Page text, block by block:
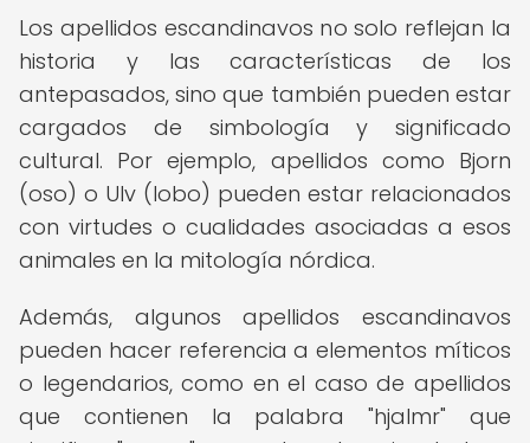
Los apellidos escandinavos no solo reflejan la
historia y las características de los
antepasados, sino que también pueden estar
cargados de simbología y significado
cultural. Por ejemplo, apellidos como Bjorn
(oso) o Ulv (lobo) pueden estar relacionados
con virtudes o cualidades asociadas a esos
animales en la mitología nórdica.
Además, algunos apellidos escandinavos
pueden hacer referencia a elementos míticos
o legendarios, como en el caso de apellidos
que contienen la palabra "hjalmr" que